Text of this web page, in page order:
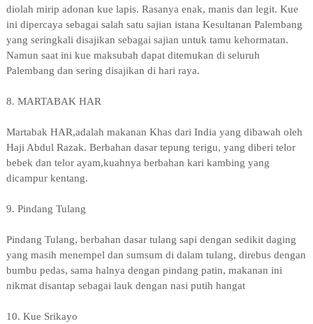
diolah mirip adonan kue lapis. Rasanya enak, manis dan legit. Kue
ini dipercaya sebagai salah satu sajian istana Kesultanan Palembang
yang seringkali disajikan sebagai sajian untuk tamu kehormatan.
Namun saat ini kue maksubah dapat ditemukan di seluruh
Palembang dan sering disajikan di hari raya.
8. MARTABAK HAR
Martabak HAR,adalah makanan Khas dari India yang dibawah oleh
Haji Abdul Razak. Berbahan dasar tepung terigu, yang diberi telor
bebek dan telor ayam,kuahnya berbahan kari kambing yang
dicampur kentang.
9. Pindang Tulang
Pindang Tulang, berbahan dasar tulang sapi dengan sedikit daging
yang masih menempel dan sumsum di dalam tulang, direbus dengan
bumbu pedas, sama halnya dengan pindang patin, makanan ini
nikmat disantap sebagai lauk dengan nasi putih hangat
10. Kue Srikayo